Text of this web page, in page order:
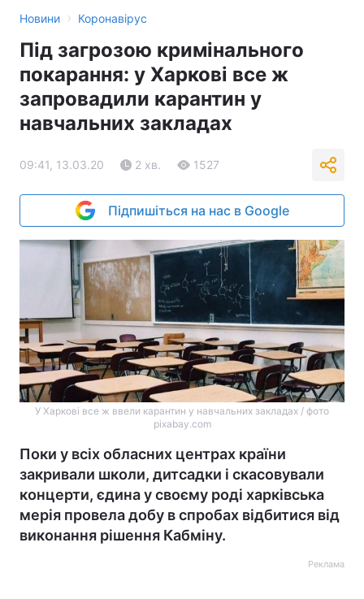
Новини › Коронавірус
Під загрозою кримінального
покарання: у Харкові все ж
запровадили карантин у
навчальних закладах
09:41, 13.03.20 2 хв. 1527
Підпишіться на нас в Google
У Харкові все ж ввели карантин у навчальних закладах / фото
pixabay.com
Поки у всіх обласних центрах країни
закривали школи, дитсадки і скасовували
концерти, єдина у своєму роді харківська
мерія провела добу в спробах відбитися від
виконання рішення Кабміну.
Реклама